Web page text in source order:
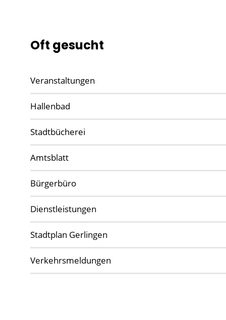
Oft gesucht
Veranstaltungen
Hallenbad
Stadtbücherei
Amtsblatt
Bürgerbüro
Dienstleistungen
Stadtplan Gerlingen
Verkehrsmeldungen